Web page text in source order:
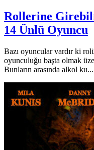
Rollerine
14 Ünlü Oyuncu
Bazı oyuncular vardır ki
oyunculuğu başta olmak
Bunların arasında alkol ku...